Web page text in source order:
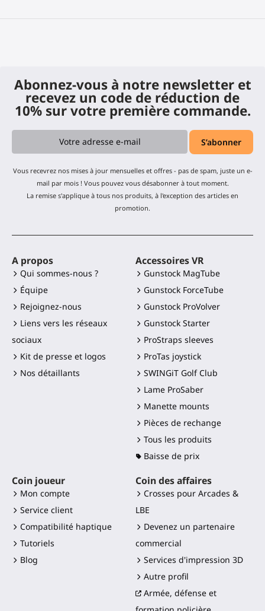
Abonnez-vous à notre newsletter et
recevez un code de réduction de
10% sur votre première commande.
Vous recevrez nos mises à jour mensuelles et offres - pas de spam, juste un e-
mail par mois ! Vous pouvez vous désabonner à tout moment.
La remise s'applique à tous nos produits, à l'exception des articles en
promotion.
A propos
Qui sommes-nous ?
Équipe
Rejoignez-nous
Liens vers les réseaux
sociaux
Kit de presse et logos
Nos détaillants
Accessoires VR
Gunstock MagTube
Gunstock ForceTube
Gunstock ProVolver
Gunstock Starter
ProStraps sleeves
ProTas joystick
SWINGiT Golf Club
Lame ProSaber
Manette mounts
Pièces de rechange
Tous les produits
Baisse de prix
Coin joueur
Mon compte
Service client
Compatibilité haptique
Tutoriels
Blog
Coin des affaires
Crosses pour Arcades &
LBE
Devenez un partenaire
commercial
Services d'impression 3D
Autre profil
Armée, défense et